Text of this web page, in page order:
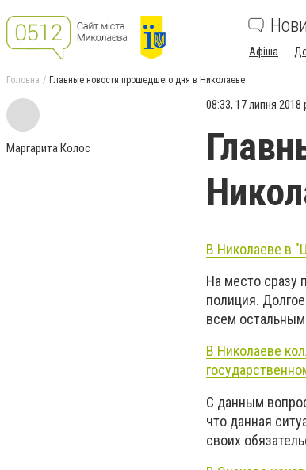
Афіша
Головна Главные новости прошедшего дня в Николаеве
Маргарита Колос
08:33, 17 липня 2018
В Николаеве в
На место сразу
полиция.
всем остальным
В Николаеве
С данным
что данная
своих